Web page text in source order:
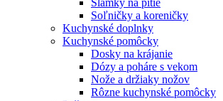
Soľničky a koreničky
Kuchynské doplnky
Kuchynské pomôcky
Dosky na krájanie
Dózy a poháre s vekom
Nože a držiaky nožov
Rôzne kuchynské pomôcky